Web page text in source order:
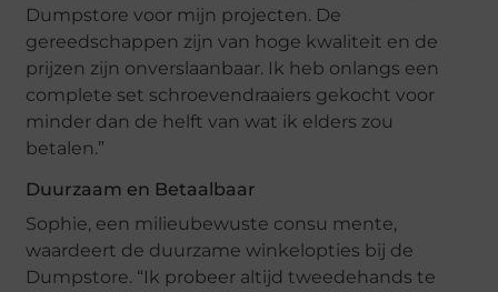
Dumpstore voor mijn projecten. De
gereedschappen zijn van hoge kwaliteit en de
prijzen zijn onverslaanbaar. Ik heb onlangs een
complete set schroevendraaiers gekocht voor
minder dan de helft van wat ik elders zou
betalen.”
Duurzaam en Betaalbaar
Sophie, een milieubewuste consu mente,
waardeert de duurzame winkelopties bij de
Dumpstore. “Ik probeer altijd tweedehands te